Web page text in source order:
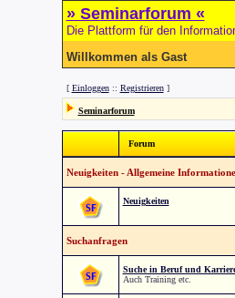
» Seminarforum «
Die Plattform für den
Willkommen als Gast
[ Einloggen:: Registrieren]
Seminarforum
Forum
Neuigkeiten - Allgemeine
Neuigkeiten
Suchanfragen
Suche in Beruf und
Auch Training etc.